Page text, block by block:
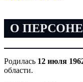
О ПЕРСОНЕ
Родилась 12 июля
области.